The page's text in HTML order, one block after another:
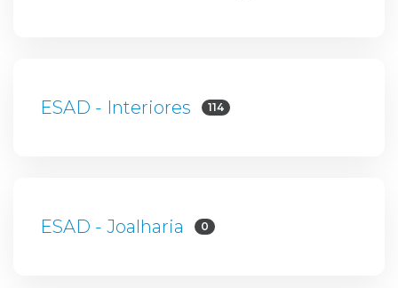
ESAD - Interiores 114
ESAD - Joalharia 0